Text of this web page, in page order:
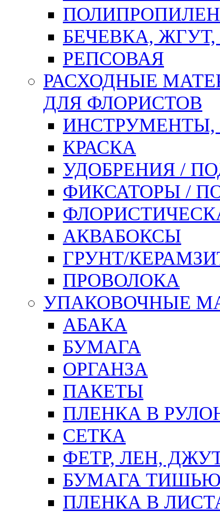
БЕЧЕВКА,
РЕПСОВАЯ
РАСХОДНЫЕ
ДЛЯ ФЛОРИСТОВ
ИНСТРУМЕНТЫ,
КРАСКА
УДОБРЕНИЯ /
ФИКСАТОРЫ /
АКВАБОКСЫ
ГРУНТ/
ПРОВОЛОКА
УПАКОВОЧНЫЕ
АБАКА
БУМАГА
ОРГАНЗА
ПАКЕТЫ
ПЛЕНКА В
СЕТКА
ФЕТР, ЛЕН,
БУМАГА
ПЛЕНКА В